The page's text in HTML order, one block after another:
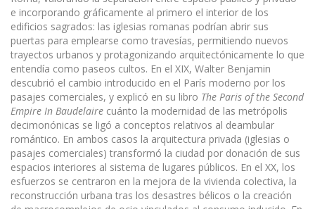
e incorporando gráficamente al primero el interior de los
edificios sagrados: las iglesias romanas podrían abrir sus
puertas para emplearse como travesías, permitiendo nuevos
trayectos urbanos y protagonizando arquitectónicamente lo que
entendía como paseos cultos. En el XIX, Walter Benjamin
descubrió el cambio introducido en el París moderno por los
pasajes comerciales, y explicó en su libro The Paris of the Second
Empire In Baudelaire cuánto la modernidad de las metrópolis
decimonónicas se ligó a conceptos relativos al deambular
romántico. En ambos casos la arquitectura privada (iglesias o
pasajes comerciales) transformó la ciudad por donación de sus
espacios interiores al sistema de lugares públicos. En el XX, los
esfuerzos se centraron en la mejora de la vivienda colectiva, la
reconstrucción urbana tras los desastres bélicos o la creación